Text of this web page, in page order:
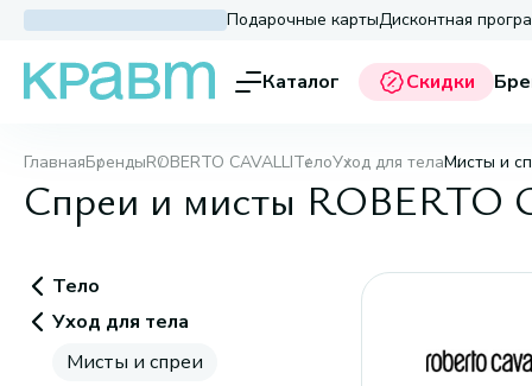
Подарочные картыДисконтная
Каталог Скидки
ГлавнаяБрендыROBERTO CAVALLIТелоУход для телаМисты и
Спреи и мисты ROBERTO
Тело
Уход для тела
Мисты и спреи